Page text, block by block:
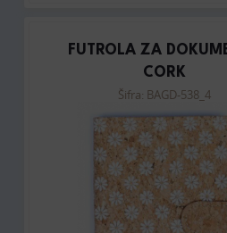
FUTROLA ZA
CORK
Šifra: BAGD-538_4